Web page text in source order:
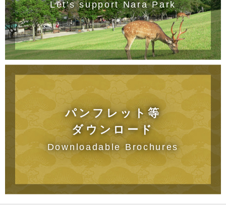
Let's support Nara Park
パンフレット等
ダウンロード
Downloadable Brochures